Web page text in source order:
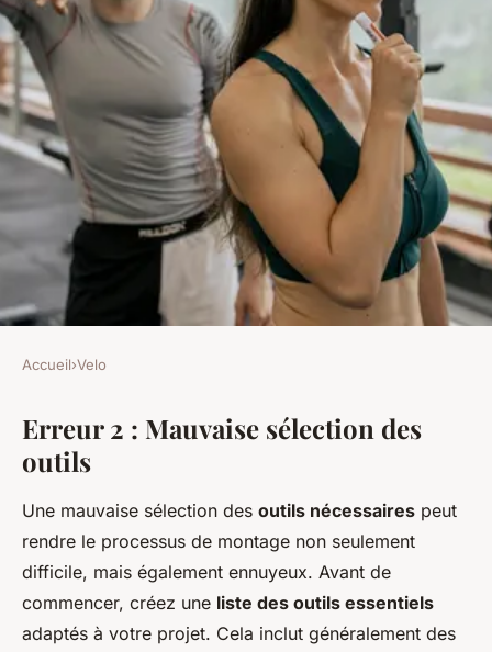
10 erreurs à éviter lors du
montage de votre vélo
Sara •22 avril 2025•9 min de lecture
Accueil›Velo
Erreur 2 : Mauvaise sélection des
outils
Une mauvaise sélection des outils nécessaires peut
rendre le processus de montage non seulement
difficile, mais également ennuyeux. Avant de
commencer, créez une liste des outils essentiels
adaptés à votre projet. Cela inclut généralement des